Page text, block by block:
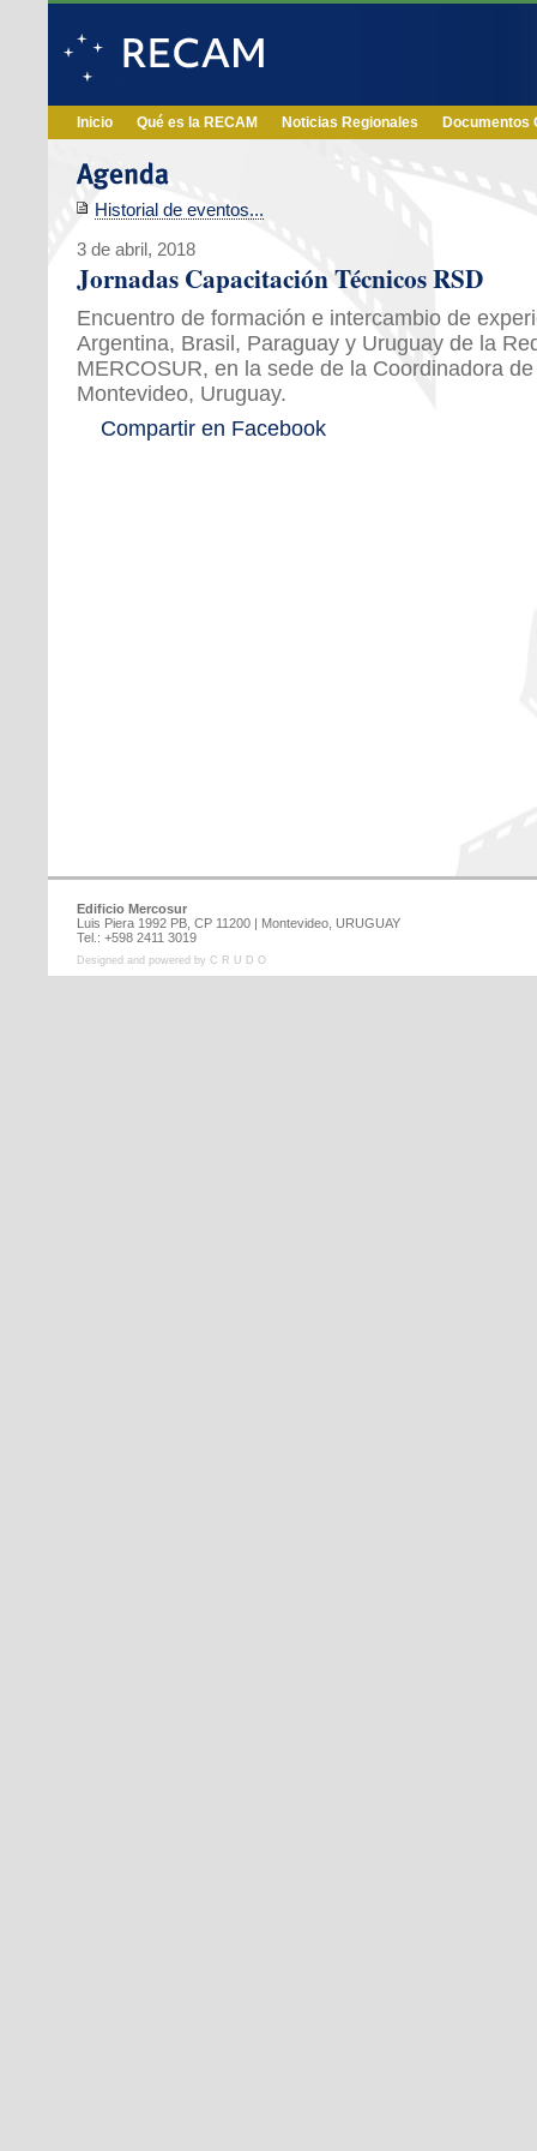
Inicio Qué es la RECAM Noticias Regionales Documentos
Historial de eventos...
3 de abril, 2018
Jornadas Capacitación Técnicos RSD
Encuentro de formación e intercambio de
Argentina, Brasil, Paraguay y Uruguay de la
MERCOSUR, en la sede de la Coordinadora
Montevideo, Uruguay.
Compartir en Facebook
Edificio Mercosur
Luis Piera 1992 PB, CP 11200 | Montevideo, URUGUAY
Tel.: +598 2411 3019
Designed and powered by C R U D O